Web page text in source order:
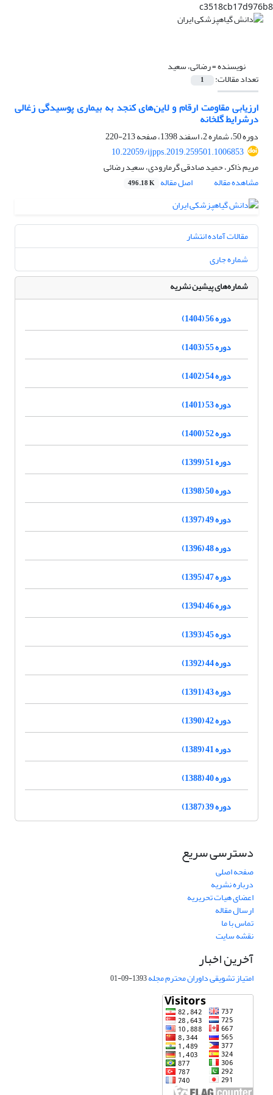
c3518cb17d976b8
نویسنده =رضائی، سعید
تعداد مقالات: 1
ارزیابی مقاومت ارقام و لاین‌های کنجد به بیماری پوسیدگی زغالی
درشرایط گلخانه
دوره 50، شماره 2، اسفند 1398، صفحه
213-220
10.22059/ijpps.2019.259501.1006853
مریم ذاکر، حمید صادقی گرمارودی، سعید رضائی
مشاهده مقاله
اصل مقاله 496.18 K
مقالات آماده انتشار
شماره جاری
شماره‌های پیشین نشریه
دوره 56 (1404)
دوره 55 (1403)
دوره 54 (1402)
دوره 53 (1401)
دوره 52 (1400)
دوره 51 (1399)
دوره 50 (1398)
دوره 49 (1397)
دوره 48 (1396)
دوره 47 (1395)
دوره 46 (1394)
دوره 45 (1393)
دوره 44 (1392)
دوره 43 (1391)
دوره 42 (1390)
دوره 41 (1389)
دوره 40 (1388)
دوره 39 (1387)
دسترسی سریع
صفحه اصلی
درباره نشریه
اعضای هیات تحریریه
ارسال مقاله
تماس با ما
نقشه سایت
آخرین اخبار
امتیاز تشویقی داوران محترم مجله1393-09-01